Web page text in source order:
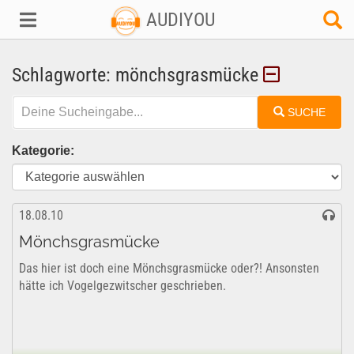
AUDIYOU
Schlagworte: mönchsgrasmücke
SUCHE
Kategorie:
18.08.10
Mönchsgrasmücke
Das hier ist doch eine Mönchsgrasmücke oder?! Ansonsten
hätte ich Vogelgezwitscher geschrieben.